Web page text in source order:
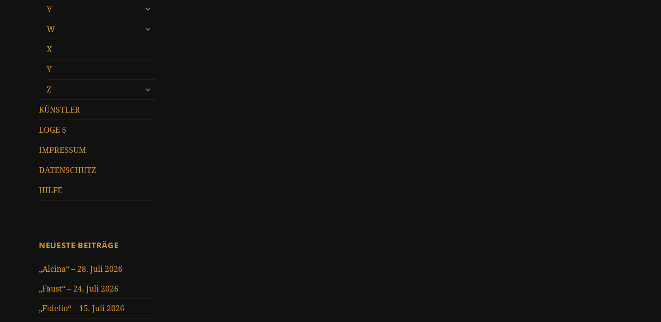
V
untermenü
W
untermenü
X
Y
Z
untermenü
KÜNSTLER
LOGE 5
IMPRESSUM
DATENSCHUTZ
HILFE
NEUESTE BEITRÄGE
„Alcina“ – 28. Juli 2026
„Faust“ – 24. Juli 2026
„Fidelio“ – 15. Juli 2026